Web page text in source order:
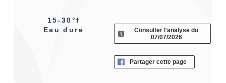
15-30°f
Eau dure
Consulter l'analyse du
07/07/2026
Partager cette page